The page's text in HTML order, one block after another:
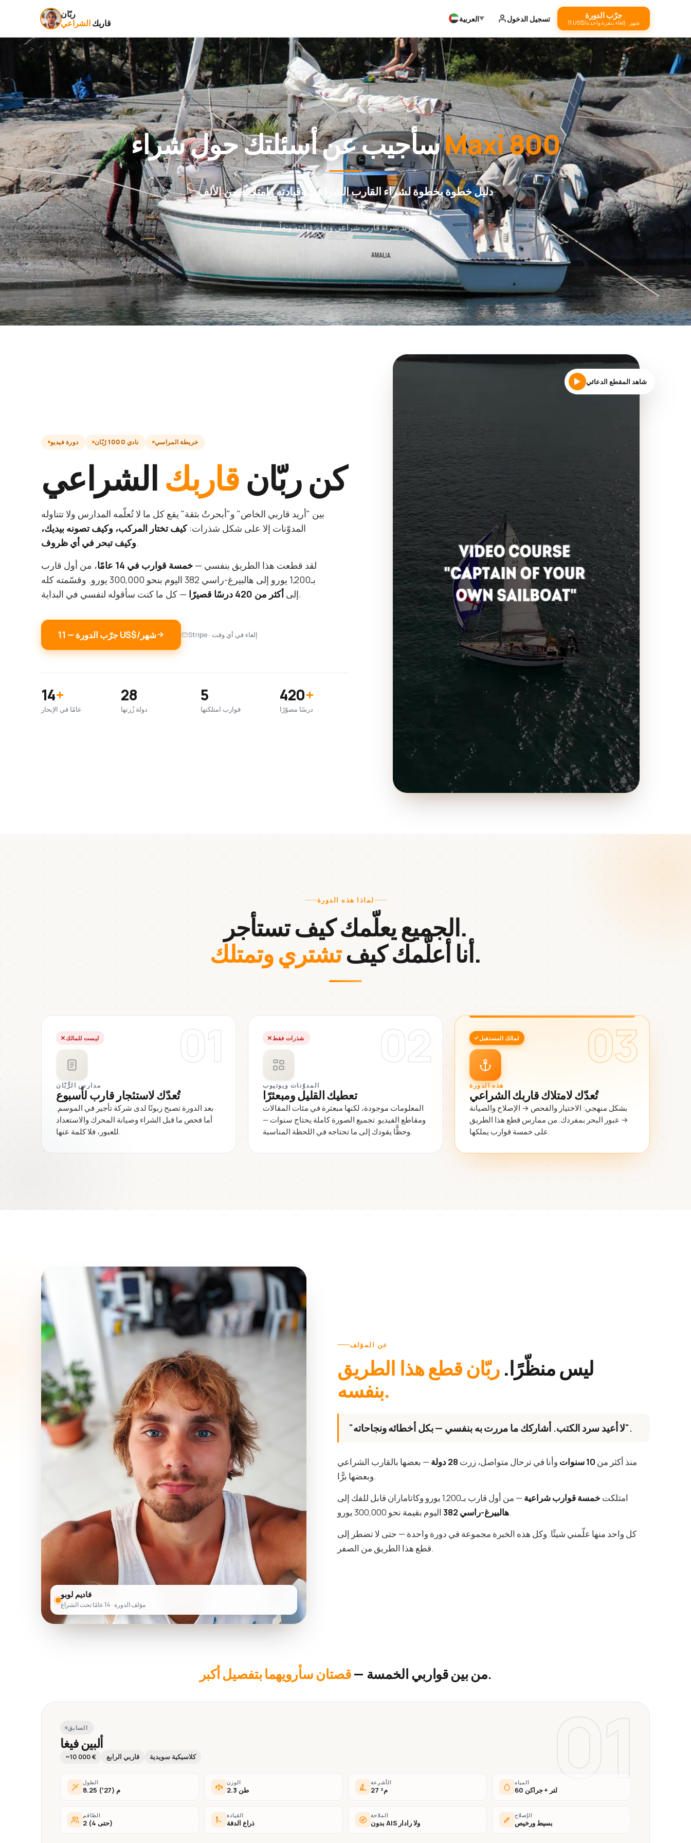
ربّان
قاربكالشراعي العربية تسجيل الدخول جرّب الدورة
‏11 US$/شهر · إلغاء بنقرة واحدة
سأجيب عن أسئلتك حول شراءMaxi 800
دليل خطوة بخطوة لشراء القارب الشراعي وقيادته وامتلاكه من الألف
إلى الياء
لكل من يريد شراء قارب شراعي وتعلّم قيادته وتعلّم صيانته
دورة فيديو نادي 1000 رُبّان خريطة المراسي
كن ربّانقاربكالشراعي
بين "أريد قاربي الخاص" و"أبحرتُ بثقة" يقع كل ما لا تُعلّمه المدارس ولا تتناوله
المدوّنات إلا على شكل شذرات:كيف تختار المركب، وكيف تصونه بيديك،
وكيف تبحر في أي ظروف.
لقد قطعت هذا الطريق بنفسي — خمسة قوارب في 14 عامًا
، من أول قارب
بـ1,200 يورو إلى هالبيرغ-راسي 382 اليوم بنحو 300,000 يورو. وقسّمته كله
إلى أكثر من 420 درسًا قصيرًا — كل ما كنت سأقوله لنفسي في البداية.
جرّب الدورة — ‏11 US$/شهر Stripe · إلغاء في أي وقت
14+
عامًا في الإبحار
28
دولة زُرتها
5
قوارب امتلكتها
420+
درسًا مصوّرًا
شاهد المقطع الدعائي
لماذا هذه الدورة
الجميع يعلّمك كيف تستأجر.
أنا أعلّمك كيفتشتري وتمتلك .
01 ليست للمالك
مدارس الرُّبّان
تُعدّك لاستئجار قارب لأسبوع
بعد الدورة تصبح زبونًا لدى شركة تأجير في الموسم.
أما فحص ما قبل الشراء وصيانة المحرك والاستعداد
للعبور، فلا كلمة عنها.
02 شذرات فقط
المدوّنات ويوتيوب
تعطيك القليل ومبعثرًا
المعلومات موجودة، لكنها مبعثرة في مئات المقالات
ومقاطع الفيديو. تجميع الصورة كاملة يحتاج سنوات —
وحظًّا يقودك إلى ما تحتاجه في اللحظة المناسبة.
03 لمالك المستقبل
هذه الدورة
تُعدّك لامتلاك قاربك الشراعي
بشكل منهجي: الاختيار والفحص → الإصلاح والصيانة
→ عبور البحر بمفردك. من ممارس قطع هذا الطريق
على خمسة قوارب يملكها.
فاديم لوبو
مؤلف الدورة · 14 عامًا تحت الشراع
عن المؤلف
ليس منظّرًا.ربّان قطع هذا الطريق
بنفسه.
"لا أعيد سرد الكتب. أشاركك ما مررت به بنفسي — بكل أخطائه ونجاحاته".
منذ أكثر من 10 سنوات وأنا في ترحال متواصل، زرت 28 دولة
— بعضها بالقارب الشراعي
وبعضها برًّا.
امتلكت خمسة قوارب شراعية — من أول قارب بـ1,200 يورو وكاتاماران قابل للفك إلى
هالبيرغ-راسي 382اليوم بقيمة نحو 300,000 يورو.
كل واحد منها علّمني شيئًا. وكل هذه الخبرة مجموعة في دورة واحدة — حتى لا تضطر إلى
قطع هذا الطريق من الصفر.
من بين قواربي الخمسة —قصتان سأرويهما بتفصيل أكبر .
01 السابق
ألبين فيغا
~10 000 € قاربي الرابع كلاسيكية سويدية
الطول
8.25 م (27′)
الوزن
2.3 طن
الأشرعة
27 م²
المياه
60 لتر + جراكن
الطاقم
2 (حتى 4)
القيادة
ذراع الدفة
الملاحة
بدون AIS ولا رادار
الإصلاح
بسيط ورخيص